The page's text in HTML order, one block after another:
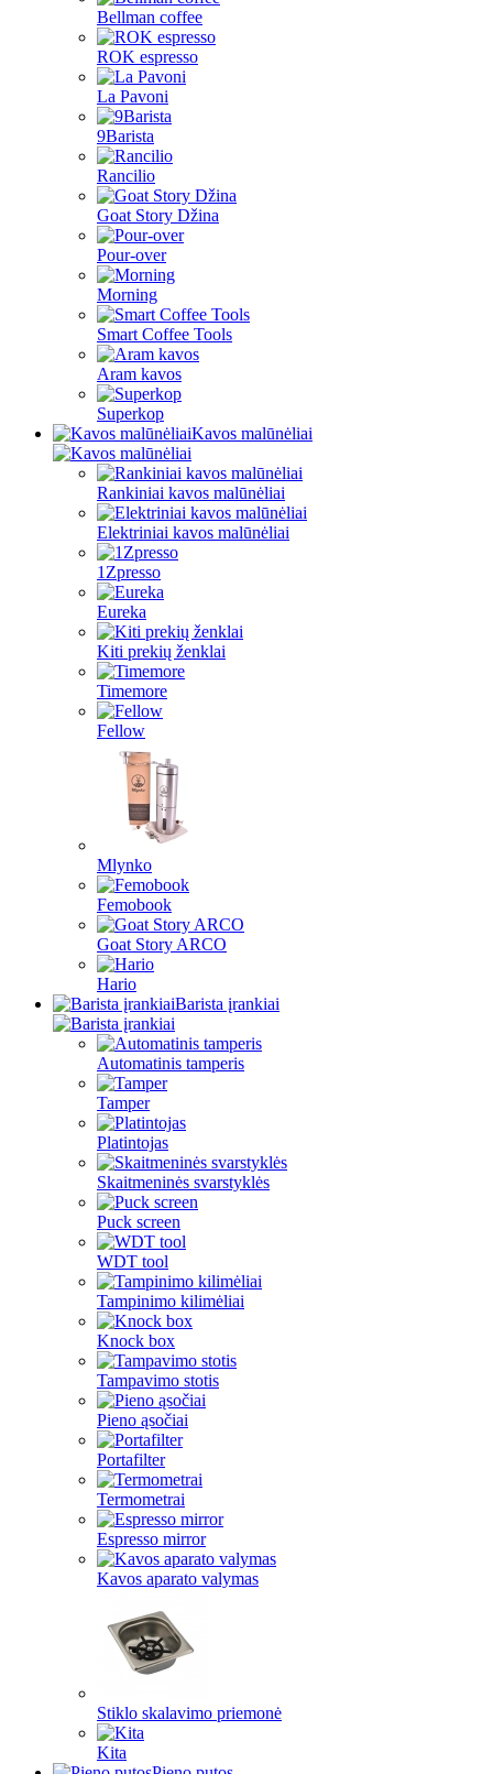
Bellman coffee
ROK espresso
La Pavoni
9Barista
Rancilio
Goat Story Džina
Pour-over
Morning
Smart Coffee Tools
Aram kavos
Superkop
Kavos malūnėliai
Rankiniai kavos malūnėliai
Elektriniai kavos malūnėliai
1Zpresso
Eureka
Kiti prekių ženklai
Timemore
Fellow
Mlynko
Femobook
Goat Story ARCO
Hario
Barista įrankiai
Automatinis tamperis
Tamper
Platintojas
Skaitmeninės svarstyklės
Puck screen
WDT tool
Tampinimo kilimėliai
Knock box
Tampavimo stotis
Pieno ąsočiai
Portafilter
Termometrai
Espresso mirror
Kavos aparato valymas
Stiklo skalavimo priemonė
Kita